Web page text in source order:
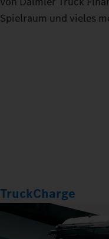
Spielraum und vieles
TruckCharge